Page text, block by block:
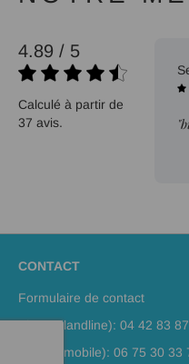
4.89 / 5
Calculé à partir de
37 avis.
09/10/2025
CONTACT
Formulaire de contact
Phone (landline): 04 42 83
Phone (mobile): 06 75 30 33